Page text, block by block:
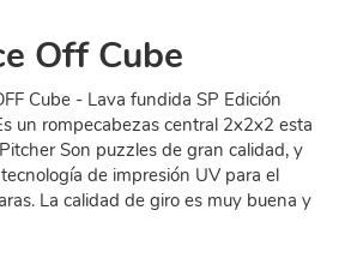
Off Cube
Cube - Lava fundida SP Edición
un rompecabezas central 2x2x2 esta
Son puzzles de gran calidad, y
de impresión UV para el
La calidad de giro es muy buena y